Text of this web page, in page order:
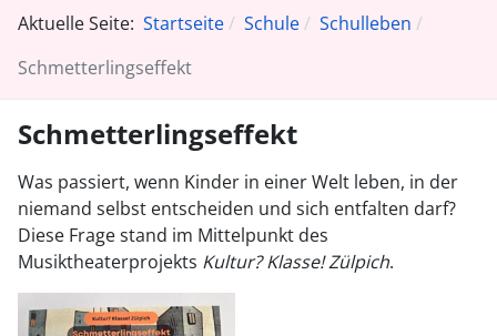
Aktuelle Seite: Startseite Schule
Schulleben
Schmetterlingseffekt
Schmetterlingseffekt
Was passiert, wenn Kinder in einer Welt leben, in der
niemand selbst entscheiden und sich entfalten darf?
Diese Frage stand im Mittelpunkt des
Musiktheaterprojekts Kultur? Klasse! Zülpich.